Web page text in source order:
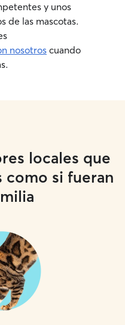
y unos
de las mascotas.
nosotros cuando
locales que
como si fueran